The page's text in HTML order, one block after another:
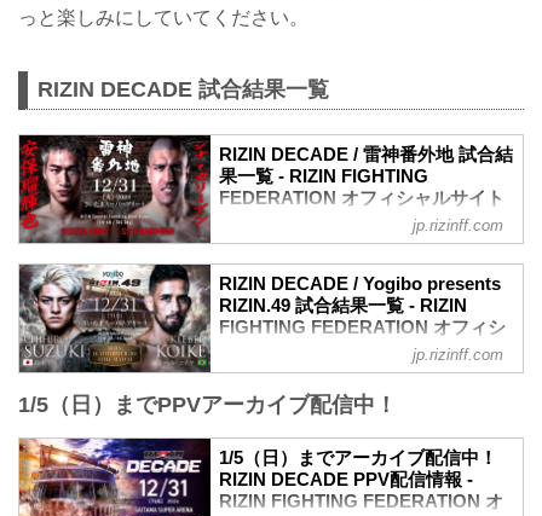
っと楽しみにしていてください。
RIZIN DECADE 試合結果一覧
RIZIN DECADE / 雷神番外地 試合結
果一覧 - RIZIN FIGHTING
FEDERATION オフィシャルサイト
第7試合／安保瑠輝也 vs. シナ・カリミア
RIZINスタンディングバウト特別ルール：
2分 6R（100.0kg）
（WIN）安保瑠輝也 vs. シナ・カリミア
≫ 試合結果詳細
第6試合／細川一颯 vs. 宇佐美正パトリッ
ク
RIZIN オープンフィンガーグローブ キッ
クボクシングルール：3分 3R（77.0kg）
（LOSE）細川一颯 vs. 宇佐美正パトリッ
jp.rizinff.com
RIZIN DECADE / Yogibo presents
RIZIN.49 試合結果一覧 - RIZIN
FIGHTING FEDERATION オフィシ
ケ
RIZIN MMAルール：5分 3R（66.0kg）
（LOSE）鈴木千裕 vs. クレベル・コイケ
（WIN）
jp.rizinff.com
1/5（日）までPPVアーカイブ配信中！
1/5（日）までアーカイブ配信中！
RIZIN DECADE PPV配信情報 -
RIZIN FIGHTING FEDERATION オ